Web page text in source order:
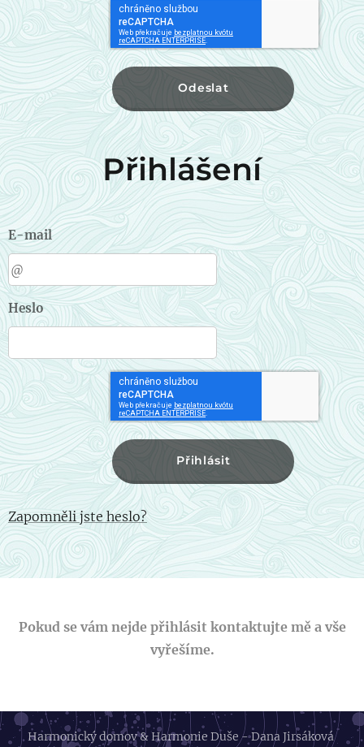
Odeslat
Přihlášení
E-mail
Heslo
Přihlásit
Zapomněli jste heslo?
Pokud se vám nejde přihlásit kontaktujte mě a vše
vyřešíme.
Harmonický domov & Harmonie Duše - Dana Jirsáková